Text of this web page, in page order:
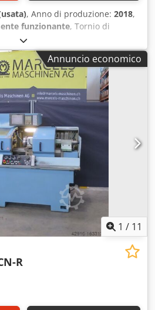
, Anno di produzione: 2018,
funzionante, Tornio di
Weiler Modello: E30
Condizioni: usato, sotto
Ore di accensione:
- Piedini macchina -
- Lampada macchina -
Uzgbsx Ab Sea - Torretta
Annuncio economico
1 / 11
R